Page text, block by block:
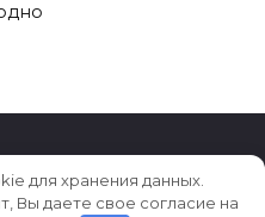
для хранения данных.
Вы даете свое согласие на